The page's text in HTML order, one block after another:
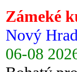
Zámeké
Nový
06-08